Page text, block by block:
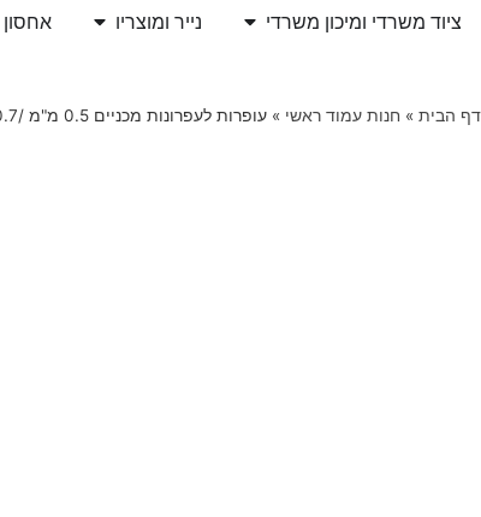
ציוד משרדי ומיכון משרדי נייר ומוצריו אחסון
דף הבית » חנות עמוד ראשי » עופרות לעפרונות מכניים 0.5 מ"מ /0.7 מ"מ